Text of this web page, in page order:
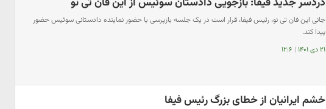
جانی این فان تی نو، رئیس فیفا، قرار است در یک جلسه بازپرسی با حضور نماینده دادستانی سوئیس حضور
پیدا کند.
۲۱ دی ۱۴۰۱ | ۱۲:۶
خشم ایرانیان از خطای بزرگ رئیس فیفا